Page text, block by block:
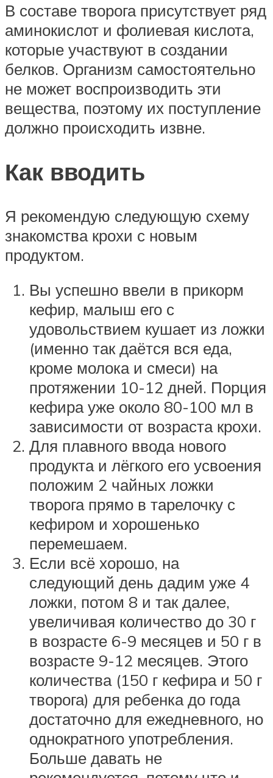
В составе творога присутствует ряд
аминокислот и фолиевая кислота,
которые участвуют в создании
белков. Организм самостоятельно
не может воспроизводить эти
вещества, поэтому их поступление
должно происходить извне.
Как вводить
Я рекомендую следующую схему
знакомства крохи с новым
продуктом.
Вы успешно ввели в прикорм
кефир, малыш его с
удовольствием кушает из ложки
(именно так даётся вся еда,
кроме молока и смеси) на
протяжении 10-12 дней. Порция
кефира уже около 80-100 мл в
зависимости от возраста крохи.
Для плавного ввода нового
продукта и лёгкого его усвоения
положим 2 чайных ложки
творога прямо в тарелочку с
кефиром и хорошенько
перемешаем.
Если всё хорошо, на
следующий день дадим уже 4
ложки, потом 8 и так далее,
увеличивая количество до 30 г
в возрасте 6-9 месяцев и 50 г в
возрасте 9-12 месяцев. Этого
количества (150 г кефира и 50 г
творога) для ребенка до года
достаточно для ежедневного, но
однократного употребления.
Больше давать не